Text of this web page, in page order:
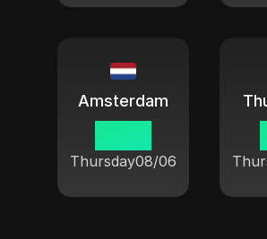
Amsterdam
Thursday08/06